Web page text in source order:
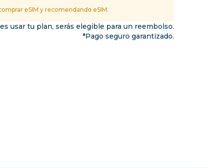
eSIM y recomendando eSIM.
usar tu plan, serás elegible para un reembolso.
*Pago seguro garantizado.